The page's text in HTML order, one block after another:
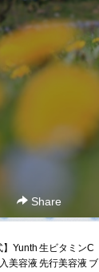
Share
】Yunth 生ビタミンC
美容液 先行美容液 ブ